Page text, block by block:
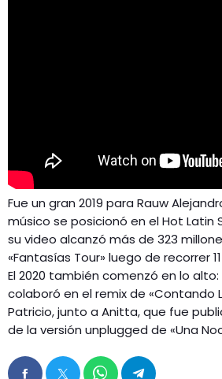
Fue un gran 2019 para Rauw
músico se posicionó en el Hot Latin
su video alcanzó más de 323
«Fantasías Tour» luego de recorrer
El 2020 también comenzó en lo
colaboró en el remix de «Contando
Patricio, junto a Anitta, que fue
de la versión unplugged de «Una